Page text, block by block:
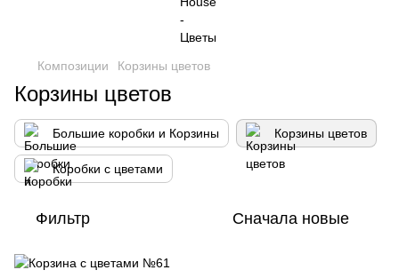
Композиции Корзины цветов
Корзины цветов
Большие коробки и Корзины Корзины цветов
Коробки с цветами
Фильтр Сначала новые